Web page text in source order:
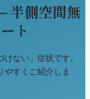
半側空間無
ト
ない」症状です。
やすくご紹介しま